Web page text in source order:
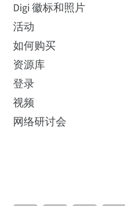
Digi 徽标和照片
活动
如何购买
资源库
登录
视频
网络研讨会